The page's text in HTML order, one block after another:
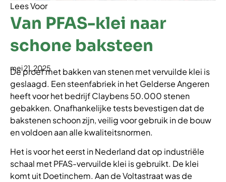
Lees Voor
Van PFAS-klei naar
schone baksteen
mei 21, 2025
De proef met bakken van stenen met vervuilde klei is
geslaagd. Een steenfabriek in het Gelderse Angeren
heeft voor het bedrijf Claybens 50.000 stenen
gebakken. Onafhankelijke tests bevestigen dat de
bakstenen schoon zijn, veilig voor gebruik in de bouw
en voldoen aan alle kwaliteitsnormen.
Het is voor het eerst in Nederland dat op industriële
schaal met PFAS-vervuilde klei is gebruikt. De klei
komt uit Doetinchem. Aan de Voltastraat was de